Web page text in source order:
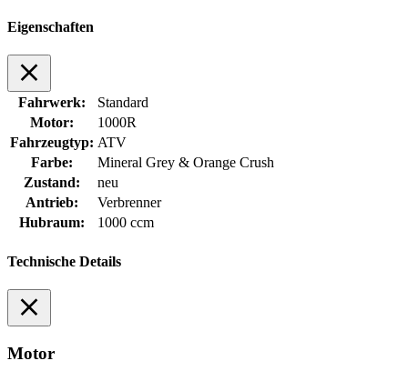
Eigenschaften
Fahrwerk:
Standard
Motor:
1000R
Fahrzeugtyp: ATV
Farbe:
Mineral Grey & Orange Crush
Zustand:
neu
Antrieb:
Verbrenner
Hubraum:
1000 ccm
Technische Details
Motor